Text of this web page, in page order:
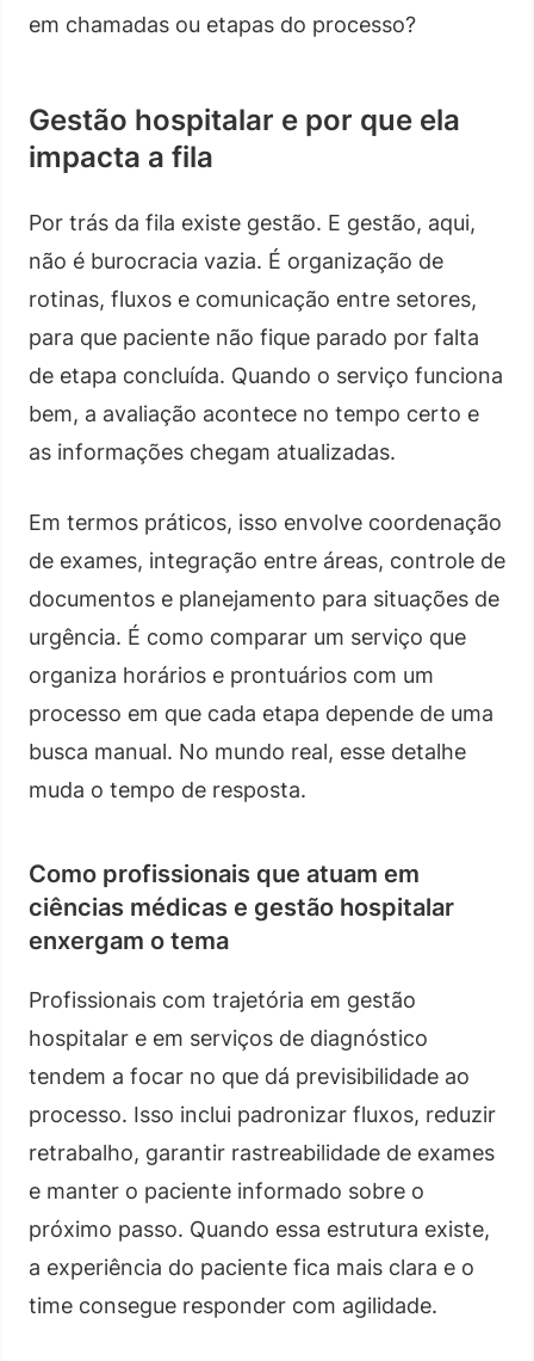
em chamadas ou etapas do processo?
Gestão hospitalar e por que ela
impacta a fila
Por trás da fila existe gestão. E gestão, aqui,
não é burocracia vazia. É organização de
rotinas, fluxos e comunicação entre setores,
para que paciente não fique parado por falta
de etapa concluída. Quando o serviço funciona
bem, a avaliação acontece no tempo certo e
as informações chegam atualizadas.
Em termos práticos, isso envolve coordenação
de exames, integração entre áreas, controle de
documentos e planejamento para situações de
urgência. É como comparar um serviço que
organiza horários e prontuários com um
processo em que cada etapa depende de uma
busca manual. No mundo real, esse detalhe
muda o tempo de resposta.
Como profissionais que atuam em
ciências médicas e gestão hospitalar
enxergam o tema
Profissionais com trajetória em gestão
hospitalar e em serviços de diagnóstico
tendem a focar no que dá previsibilidade ao
processo. Isso inclui padronizar fluxos, reduzir
retrabalho, garantir rastreabilidade de exames
e manter o paciente informado sobre o
próximo passo. Quando essa estrutura existe,
a experiência do paciente fica mais clara e o
time consegue responder com agilidade.